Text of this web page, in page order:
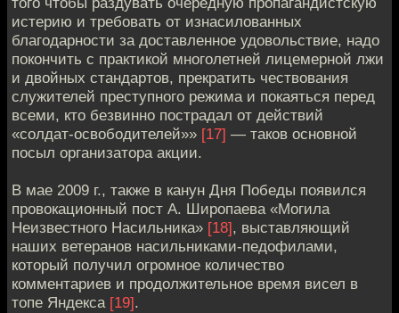
истерию и требовать от изнасилованных
благодарности за доставленное удовольствие, надо
покончить с практикой многолетней лицемерной лжи
и двойных стандартов, прекратить чествования
служителей преступного режима и покаяться перед
всеми, кто безвинно пострадал от действий
«солдат-освободителей»» [17] — таков основной
посыл организатора акции.
В мае 2009 г., также в канун Дня Победы появился
провокационный пост А. Широпаева «Могила
Неизвестного Насильника» [18], выставляющий
наших ветеранов насильниками-педофилами,
который получил огромное количество
комментариев и продолжительное время висел в
топе Яндекса [19].